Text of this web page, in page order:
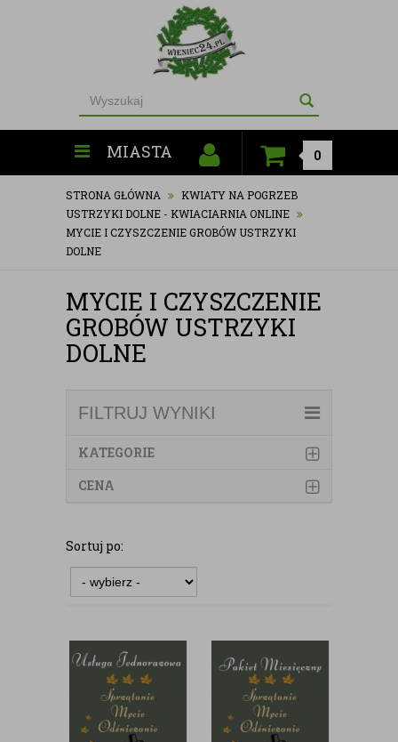
MIASTA 0
STRONA GŁÓWNA
KWIATY NA POGRZEB
USTRZYKI DOLNE - KWIACIARNIA ONLINE
MYCIE I CZYSZCZENIE GROBÓW USTRZYKI
DOLNE
MYCIE I CZYSZCZENIE
GROBÓW USTRZYKI
DOLNE
FILTRUJ WYNIKI
KATEGORIE
CENA
Sortuj po: